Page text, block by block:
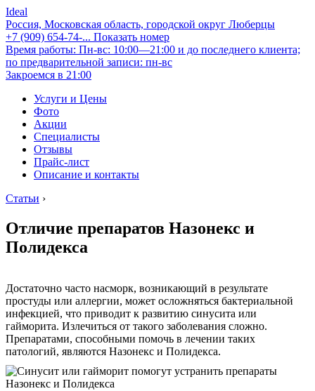
Ideal
Россия, Московская область, городской округ Люберцы
+7 (909) 654-74-... Показать номер
Время работы: Пн-вс: 10:00—21:00 и до последнего клиента;
по предварительной записи: пн-вс
Закроемся в 21:00
Услуги и Цены
Фото
Акции
Специалисты
Отзывы
Прайс-лист
Описание и контакты
Статьи ›
Отличие препаратов Назонекс и
Полидекса
Достаточно часто насморк, возникающий в результате
простуды или аллергии, может осложняться бактериальной
инфекцией, что приводит к развитию синусита или
гайморита. Излечиться от такого заболевания сложно.
Препаратами, способными помочь в лечении таких
патологий, являются Назонекс и Полидекса.